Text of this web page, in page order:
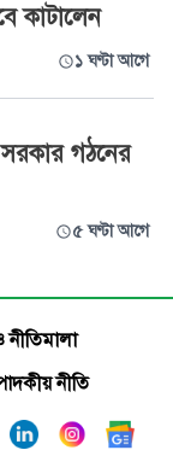
কাটালেন
১ ঘণ্টা আগে
সরকার গঠনের
৫ ঘণ্টা আগে
নীতিমালা
নীতি